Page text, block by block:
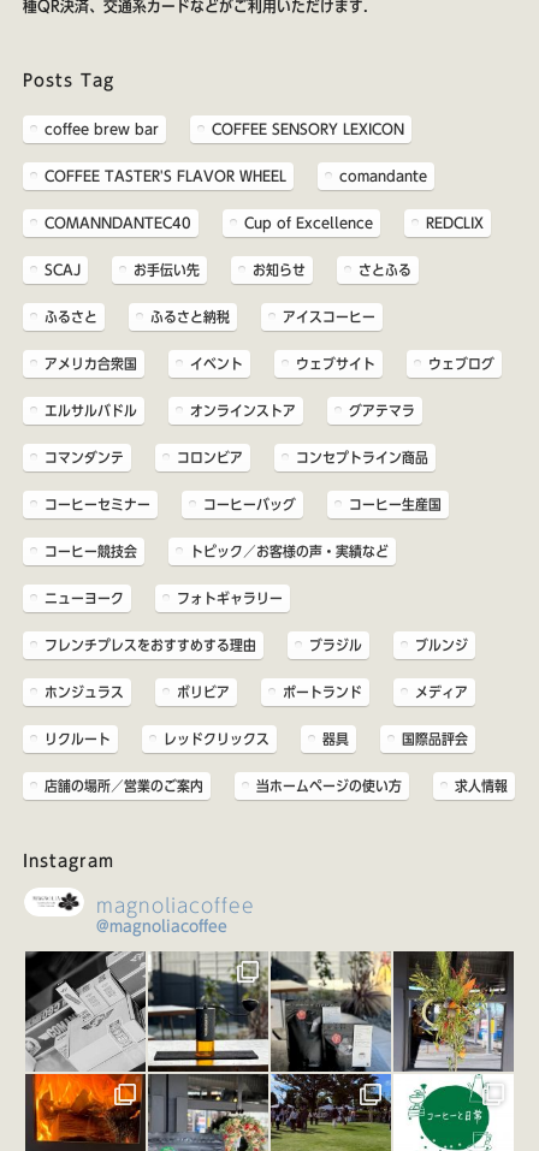
種QR決済、交通系カードなどがご利用いただけます.
Posts Tag
coffee brew bar COFFEE SENSORY LEXICON
COFFEE TASTER'S FLAVOR WHEEL comandante
COMANNDANTEC40 Cup of Excellence REDCLIX
SCAJ お手伝い先 お知らせ さとふる
ふるさと ふるさと納税 アイスコーヒー
アメリカ合衆国 イベント ウェブサイト ウェブログ
エルサルバドル オンラインストア グアテマラ
コマンダンテ コロンビア コンセプトライン商品
コーヒーセミナー コーヒーバッグ コーヒー生産国
コーヒー競技会 トピック／お客様の声・実績など
ニューヨーク フォトギャラリー
フレンチプレスをおすすめする理由 ブラジル ブルンジ
ホンジュラス ボリビア ポートランド メディア
リクルート レッドクリックス 器具 国際品評会
店舗の場所／営業のご案内 当ホームページの使い方 求人情報
Instagram
magnoliacoffee
@magnoliacoffee